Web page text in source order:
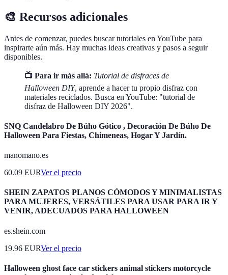
🎨 Recursos adicionales
Antes de comenzar, puedes buscar tutoriales en YouTube para
inspirarte aún más. Hay muchas ideas creativas y pasos a seguir
disponibles.
📺 Para ir más allá: Tutorial de disfraces de
Halloween DIY, aprende a hacer tu propio disfraz con
materiales reciclados. Busca en YouTube: "tutorial de
disfraz de Halloween DIY 2026".
SNQ Candelabro De Búho Gótico , Decoración De Búho De
Halloween Para Fiestas, Chimeneas, Hogar Y Jardín.
manomano.es
60.09 EURVer el precio
SHEIN ZAPATOS PLANOS CÓMODOS Y MINIMALISTAS
PARA MUJERES, VERSÁTILES PARA USAR PARA IR Y
VENIR, ADECUADOS PARA HALLOWEEN
es.shein.com
19.96 EURVer el precio
Halloween ghost face car stickers animal stickers motorcycle